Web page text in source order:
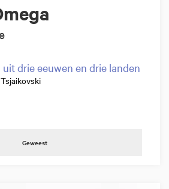
drie eeuwen en drie landen
Geweest